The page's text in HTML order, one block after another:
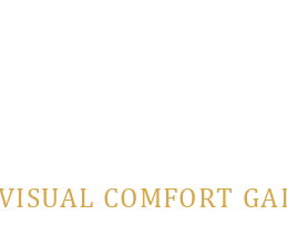
COMFORT